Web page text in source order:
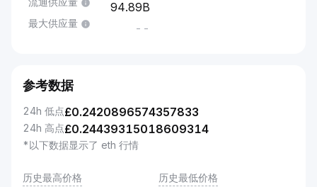
94.89B
最大供应量 --
参考数据
24h 低点£0.2420896574357833
24h 高点£0.24439315018609314
*以下数据显示了 eth 行情
历史最高价格 历史最低价格